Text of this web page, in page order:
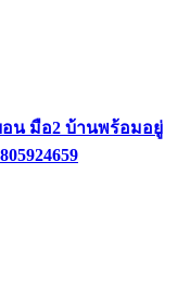
น มือ2 บ้านพร้อมอยู่